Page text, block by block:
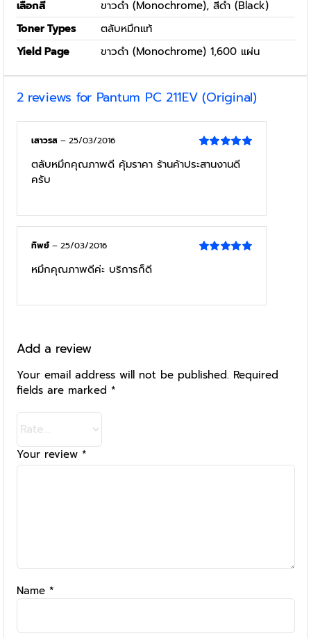
เลือกสี
ขาวดำ (Monochrome), สีดำ (Black)
Toner Types
ตลับหมึกแท้
Yield Page
ขาวดำ (Monochrome) 1,600 แผ่น
2 reviews for Pantum PC 211EV (Original)
of 5
เสาวรส – 25/03/2016
ตลับหมึกคุณภาพดี คุ้มราคา ร้านค้าประสานงานดี
ครับ
ทิพย์ – 25/03/2016
หมึกคุณภาพดีค่ะ บริการก็ดี
Add a review
Your email address will not be published. Required
fields are marked *
Your review *
Name *